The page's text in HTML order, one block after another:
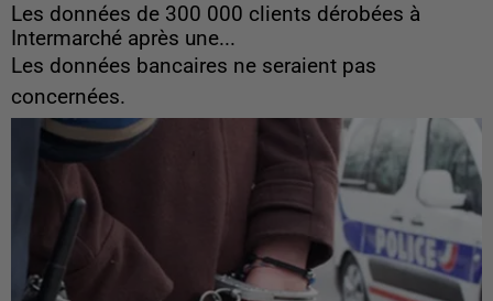
Les données de 300 000 clients dérobées à
Intermarché après une...
Les données bancaires ne seraient pas
concernées.